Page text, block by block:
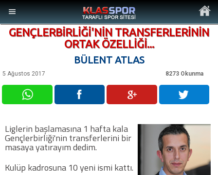
Ana Sayfa
Son Dakika Haberler
GENÇLERBİRLİĞİ'NİN TRANSFERLERİNİN
ORTAK ÖZELLİĞİ...
BÜLENT ATLAS
5 Ağustos 2017 8273 Okunma
Liglerin başlamasına 1 hafta kala
Gençlerbirliği'nin transferlerini bir
masaya yatırayım dedim.
Kulüp kadrosuna 10 yeni ismi kattı.